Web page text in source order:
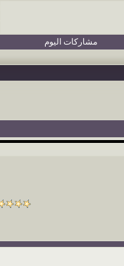
مشاركات اليوم